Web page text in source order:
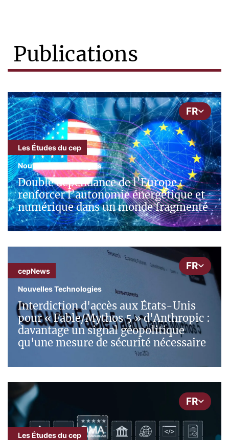
Publications
FR
Les Études du cep
Nouvelles Technologies
Double dépendance de l’Europe :
renforcer l’autonomie énergétique et
numérique dans un monde fragmenté
FR
cepNews
Nouvelles Technologies
Interdiction d'accès aux États-Unis
pour « Fable/Mythos 5 » d'Anthropic :
davantage un signal géopolitique
qu'une mesure de sécurité nécessaire
FR
Les Études du cep